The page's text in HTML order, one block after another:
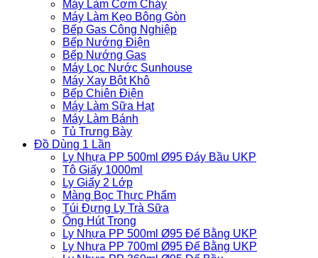
Máy Làm Cơm Cháy
Máy Làm Kẹo Bông Gòn
Bếp Gas Công Nghiệp
Bếp Nướng Điện
Bếp Nướng Gas
Máy Lọc Nước Sunhouse
Máy Xay Bột Khô
Bếp Chiên Điện
Máy Làm Sữa Hạt
Máy Làm Bánh
Tủ Trưng Bày
Đồ Dùng 1 Lần
Ly Nhựa PP 500ml Ø95 Đáy Bầu UKP
Tô Giấy 1000ml
Ly Giấy 2 Lớp
Màng Bọc Thực Phẩm
Túi Đựng Ly Trà Sữa
Ống Hút Trong
Ly Nhựa PP 500ml Ø95 Đế Bằng UKP
Ly Nhựa PP 700ml Ø95 Đế Bằng UKP